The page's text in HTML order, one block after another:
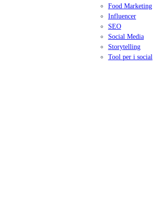
Food Marketing
Influencer
SEO
Social Media
Storytelling
Tool per i social